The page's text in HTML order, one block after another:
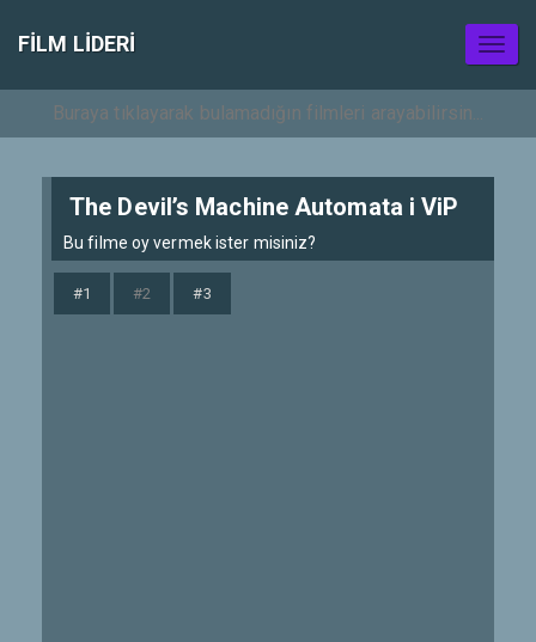
FILM LIDERI
The Devil’s Machine Automata i ViP
Bu filme oy vermek ister misiniz?
#1 #2 #3